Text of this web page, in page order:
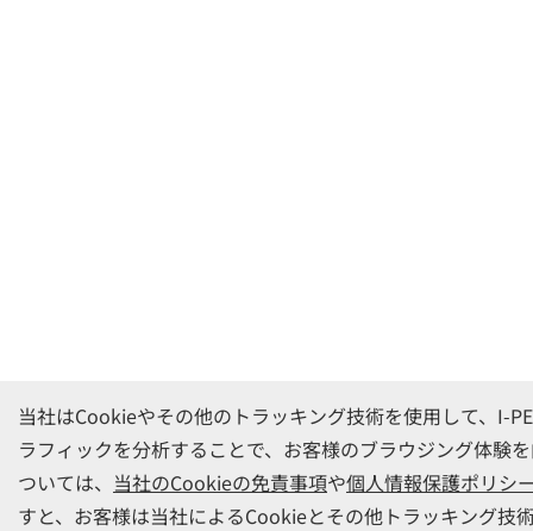
当社はCookieやその他のトラッキング技術を使用して、I-
ラフィックを分析することで、お客様のブラウジング体験
ついては、 当社のCookieの免責事項や個人情報保護ポリシ
すと、お客様は当社によるCookieとその他トラッキング技